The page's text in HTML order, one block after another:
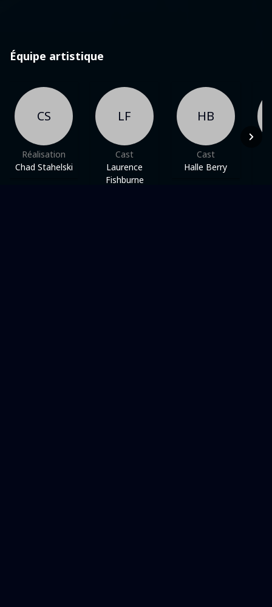
Équipe artistique
CS
Réalisation
Chad Stahelski
LF
Cast
Laurence
Fishburne
HB
Cast
Halle Berry